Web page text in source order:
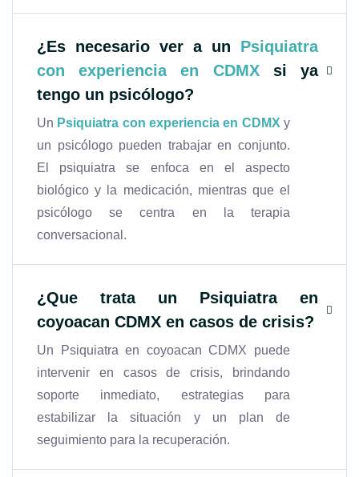
¿Es necesario ver a un Psiquiatra
con experiencia en CDMXsi ya
tengo un psicólogo?
Un Psiquiatra con experiencia en CDMX y
un psicólogo pueden trabajar en conjunto.
El psiquiatra se enfoca en el aspecto
biológico y la medicación, mientras que el
psicólogo se centra en la terapia
conversacional.
¿Que trata un Psiquiatra en
coyoacan CDMX en casos de crisis?
Un Psiquiatra en coyoacan CDMX puede
intervenir en casos de crisis, brindando
soporte inmediato, estrategias para
estabilizar la situación y un plan de
seguimiento para la recuperación.